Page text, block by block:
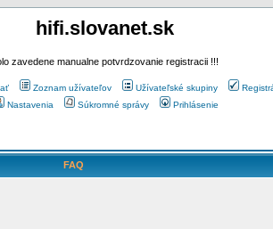
hifi.slovanet.sk
zavedene manualne potvrdzovanie registracii !!!
Zoznam užívateľov Užívateľské skupiny
Nastavenia
Súkromné správy Prihlásenie
FAQ